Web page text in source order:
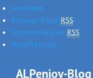
Anmelden
Beitrags-Feed (RSS)
Kommentare als RSS
WordPress.org
ALPenjoy-Blog